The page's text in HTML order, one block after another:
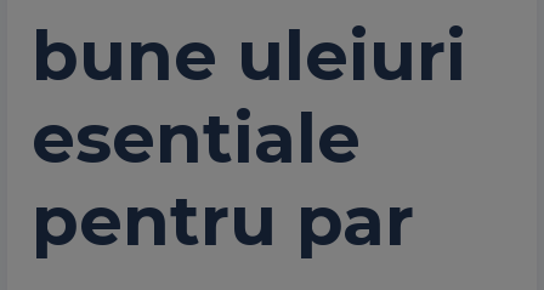
bune uleiuri
esentiale
pentru par